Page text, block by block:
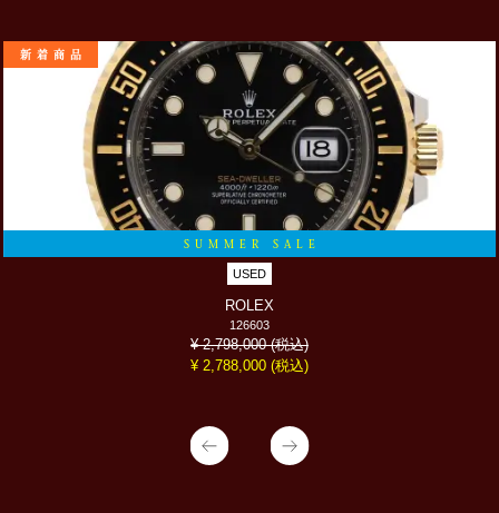
SUMMER SALE
USED
ROLEX
126603
¥ 2,798,000(税込)
¥ 2,788,000 (税込)
新着商品